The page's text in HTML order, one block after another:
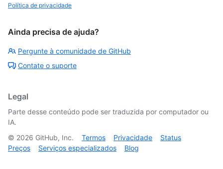
Política de privacidade
Ainda precisa de ajuda?
Pergunte à comunidade de GitHub
Contate o suporte
Legal
Parte desse conteúdo pode ser traduzida por computador ou
IA.
© 2026 GitHub, Inc. Termos Privacidade
Status
Preços
Serviços especializados Blog